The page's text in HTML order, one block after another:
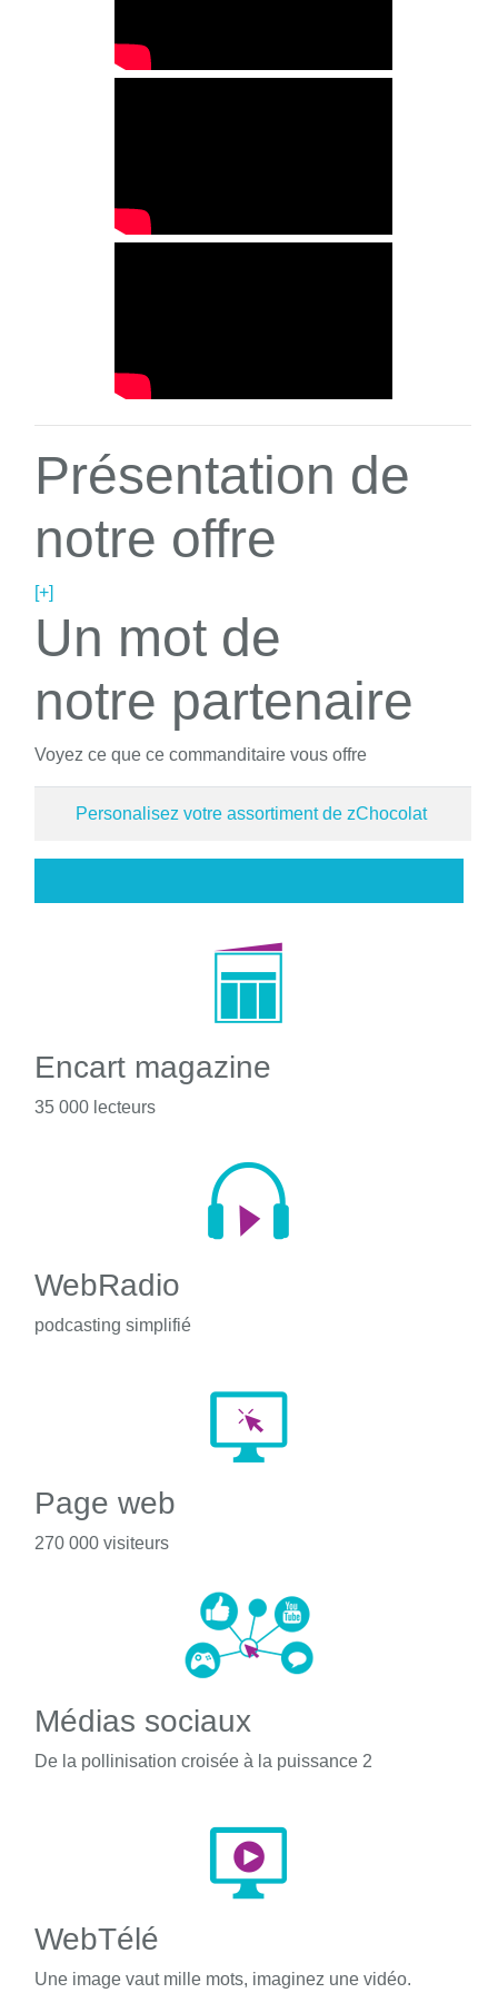
Présentation de
notre offre
[+]
Un mot de
notre partenaire
Voyez ce que ce commanditaire vous offre
Personalisez votre assortiment de zChocolat
Encart magazine
35 000 lecteurs
WebRadio
podcasting simplifié
Page web
270 000 visiteurs
Médias sociaux
De la pollinisation croisée à la puissance 2
WebTélé
Une image vaut mille mots, imaginez une vidéo.